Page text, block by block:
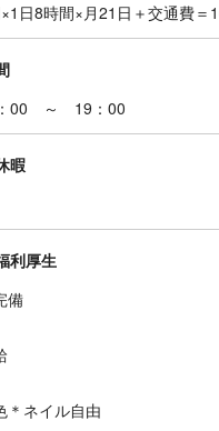
日8時間×月21日＋交通費＝
：00 ～ 19：00
暇
利厚生
備
＊ネイル自由